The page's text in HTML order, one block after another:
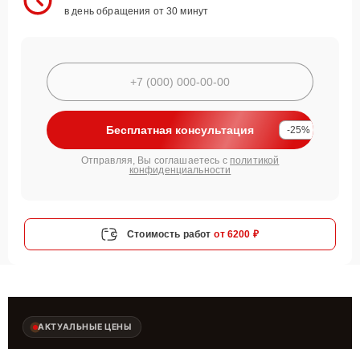
в день обращения от 30 минут
Бесплатная консультация -25%
Отправляя, Вы соглашаетесь с политикой
конфиденциальности
Стоимость работ от 6200 ₽
АКТУАЛЬНЫЕ ЦЕНЫ